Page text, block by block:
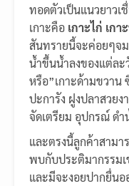
ทอดตัวเป็นแนวยาวเ
เกาะคือ เกาะไก่ เก
สันทรายนี้จะค่อยๆจม
น้ำขึ้นน้ำลงของแต่ละ
หรือ”เกาะด้ามขวาน
ปะการัง ฝูงปลาสวยง
จัดเตรียม อุปกรณ์ ด
และตรงนี้ลูกค้าสามา
พบกับประติมากรรม
และมีจะงอยปากยื่นอ